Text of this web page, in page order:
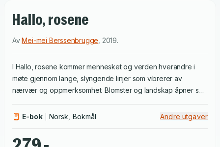
Hallo, rosene
AvMei-mei Berssenbrugge 2019.
I Hallo, rosene kommer mennesket og verden hverandre i
møte gjennom lange, slyngende linjer som vibrerer av
nærvær og oppmerksomhet. Blomster og landskap åpner seg
veves sammen i en bemerkelsesverdig skapelsesberetning
E-bok Norsk, Bokmål Andre utgaver